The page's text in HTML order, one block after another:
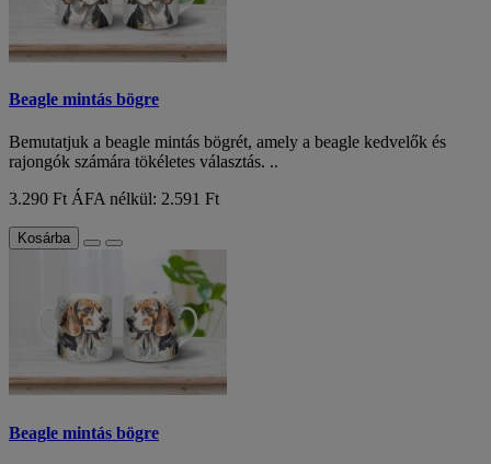
Beagle mintás bögre
Bemutatjuk a beagle mintás bögrét, amely a beagle kedvelők és
rajongók számára tökéletes választás. ..
3.290 Ft ÁFA nélkül: 2.591 Ft
Kosárba
Beagle mintás bögre